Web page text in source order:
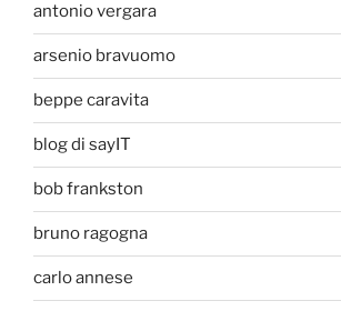
antonio vergara
arsenio bravuomo
beppe caravita
blog di sayIT
bob frankston
bruno ragogna
carlo annese